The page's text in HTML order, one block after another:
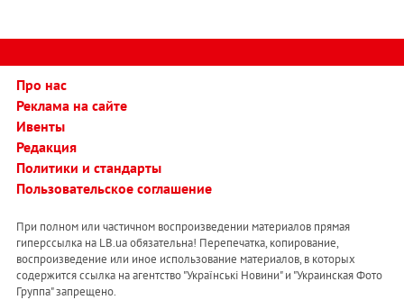
Про нас
Реклама на сайте
Ивенты
Редакция
Политики и стандарты
Пользовательское соглашение
При полном или частичном воспроизведении материалов прямая
гиперссылка на LB.ua обязательна! Перепечатка, копирование,
воспроизведение или иное использование материалов, в которых
содержится ссылка на агентство "Українськi Новини" и "Украинская Фото
Группа" запрещено.